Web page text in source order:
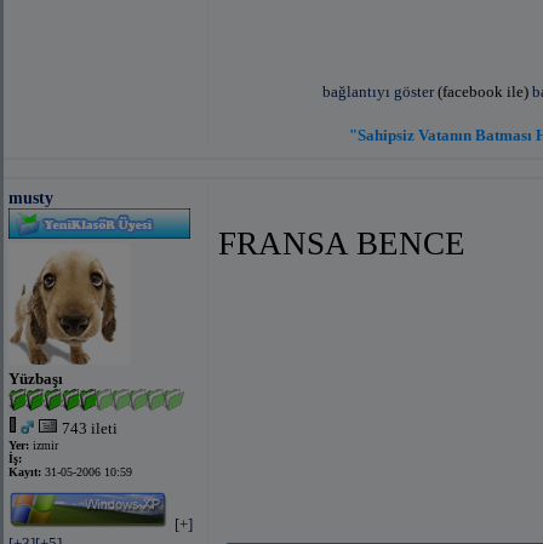
bağlantıyı göster(facebook ile)
"Sahipsiz Vatanın
musty
Yüzbaşı
743 ileti
Yer: izmir
İş:
Kayıt: 31-05-2006 10:59
[+]
FRANSA BENCE